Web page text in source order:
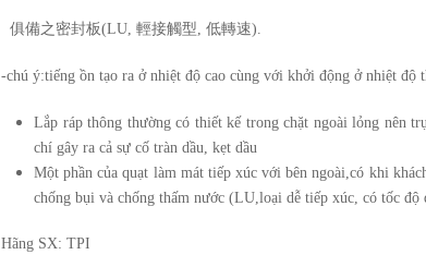
俱備之密封板(LU, 輕接觸型, 低轉速).
-chú ý:tiếng ồn tạo ra ở nhiệt độ cao cùng với khởi động ở nhiệt độ
Lắp ráp thông thường có thiết kế trong chặt ngoài lỏng nên
chí gây ra cả sự cố tràn dầu, kẹt dầu
Một phần của quạt làm mát tiếp xúc với bên ngoài,có khi
chống bụi và chống thấm nước (LU,loại dễ tiếp xúc, có tốc độ
Hãng SX: TPI